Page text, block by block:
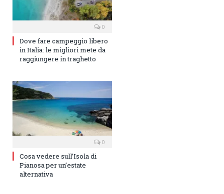
0
Dove fare campeggio libero
in Italia: le migliori mete da
raggiungere in traghetto
0
Cosa vedere sull’Isola di
Pianosa per un’estate
alternativa